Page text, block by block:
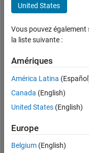
il y a
Actif
depuis
0
Following:
Follow
United States
Vous pouvez
la liste suivante :
Amériques
América Latina
Canada (English)
United States (English)
Europe
Belgium (English)